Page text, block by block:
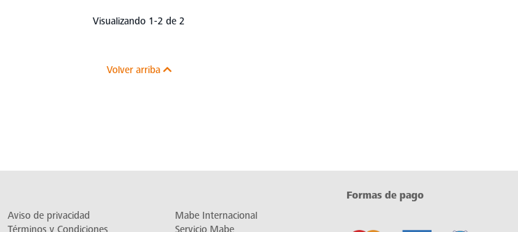
Visualizando 1-2 de 2
Volver arriba
Aviso de privacidad
Términos y Condiciones
Mabe Internacional
Servicio Mabe
Formas de pago